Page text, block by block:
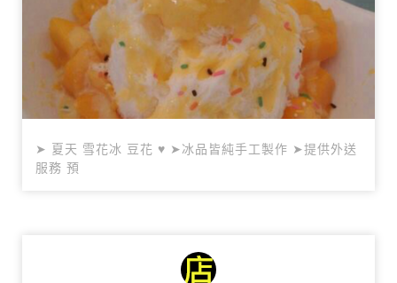
➤ 夏天 雪花冰 豆花 ♥ ➤冰品皆純手工製作 ➤提供外送
服務 預